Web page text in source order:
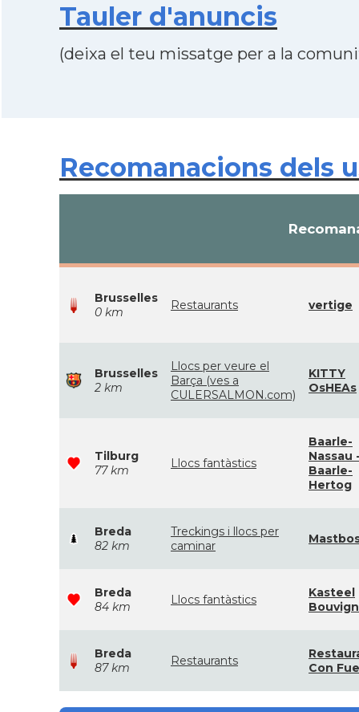
Tauler d'anuncis
(deixa el teu missatge per a la
Recomanacions dels
Brusselles
0 km
Restaurants vertige
Brusselles
2 km
Llocs per veure el
Barça (ves a
CULERSALMON.com)
KITTY
OsHEAs
Tilburg
77 km
Llocs fantàstics
Baarle-
Nassau
Baarle-
Hertog
Breda
82 km
Treckings i llocs per
caminar
Breda
84 km
Llocs fantàstics
Kasteel
Breda
87 km
Restaurants
Con